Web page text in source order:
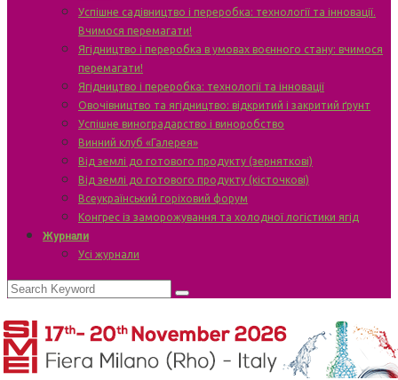
Успішне садівництво і переробка: технології та інновації.
Вчимося перемагати!
Ягідництво і переробка в умовах воєнного стану: вчимося
перемагати!
Ягідництво і переробка: технології та інновації
Овочівництво та ягідництво: відкритий і закритий ґрунт
Успішне виноградарство і виноробство
Винний клуб «Галерея»
Від землі до готового продукту (зерняткові)
Від землі до готового продукту (кісточкові)
Всеукраїнський горіховий форум
Конгрес із заморожування та холодної логістики ягід
Журнали
Усі журнали